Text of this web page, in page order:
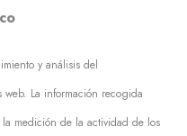
y análisis del
web. La información recogida
medición de la actividad de los